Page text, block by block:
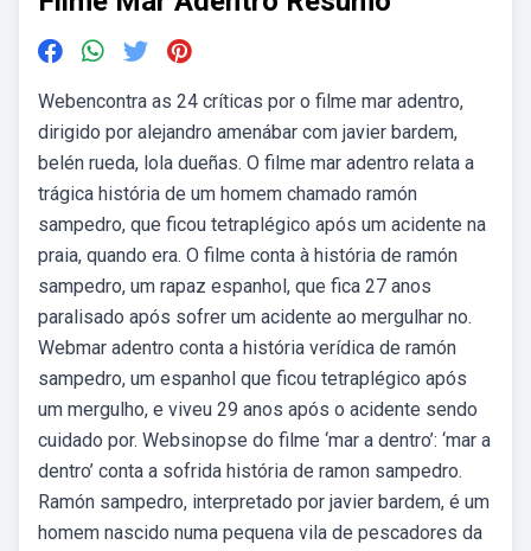
Webencontra as 24 críticas por o filme mar adentro,
dirigido por alejandro amenábar com javier bardem,
belén rueda, lola dueñas. O filme mar adentro relata a
trágica história de um homem chamado ramón
sampedro, que ficou tetraplégico após um acidente na
praia, quando era. O filme conta à história de ramón
sampedro, um rapaz espanhol, que fica 27 anos
paralisado após sofrer um acidente ao mergulhar no.
Webmar adentro conta a história verídica de ramón
sampedro, um espanhol que ficou tetraplégico após
um mergulho, e viveu 29 anos após o acidente sendo
cuidado por. Websinopse do filme ‘mar a dentro’: ‘mar a
dentro’ conta a sofrida história de ramon sampedro.
Ramón sampedro, interpretado por javier bardem, é um
homem nascido numa pequena vila de pescadores da